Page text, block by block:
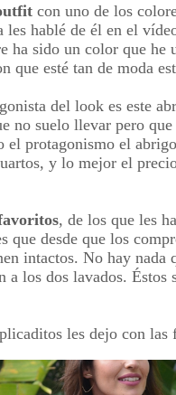
con uno de los
les hablé de él en el
ha sido un color que he
que esté tan de moda
del look es este
no suelo llevar pero
el protagonismo el
y lo mejor el
, de los que les
que desde que los
intactos. No hay nada
a los dos lavados.
les dejo con las